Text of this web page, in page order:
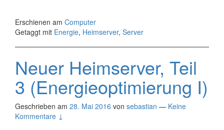
(Energieoptimierung
Erschienen am Computer
Getaggt mit Energie, Heimserver, Server
Neuer Heimserver, Teil
3 (Energieoptimierung I)
Geschrieben am 28. Mai 2016 von sebastian — Keine
Kommentare ↓